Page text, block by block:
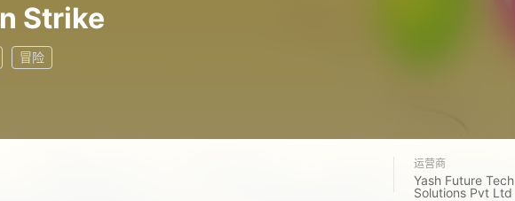
Strike
冒险
运营商
Yash Future Tech
Solutions Pvt Ltd